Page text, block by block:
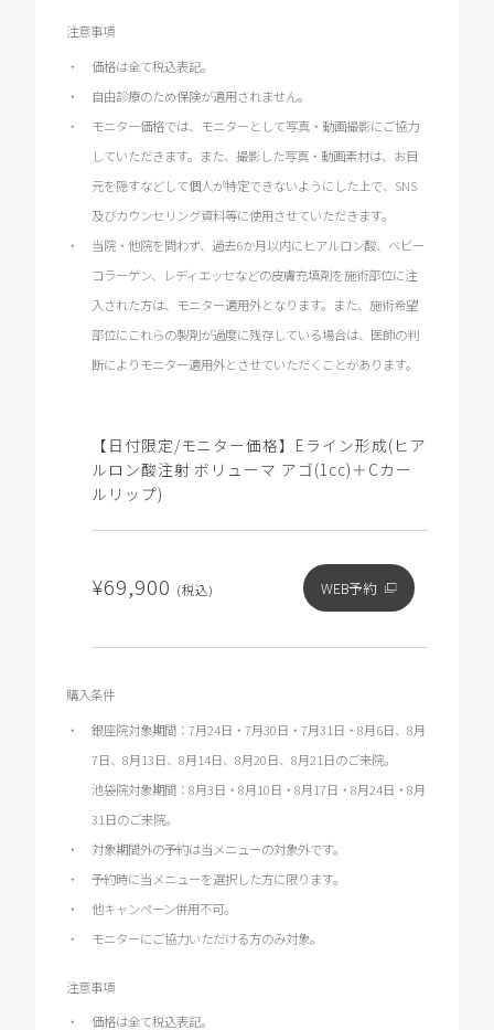
注意事項
価格は全て税込表記。
自由診療のため保険が適用されません。
モニター価格では、モニターとして写真・動画撮影にご協力
していただきます。また、撮影した写真・動画素材は、お目
元を隠すなどして個人が特定できないようにした上で、SNS
及びカウンセリング資料等に使用させていただきます。
当院・他院を問わず、過去6か月以内にヒアルロン酸、ベビー
コラーゲン、レディエッセなどの皮膚充填剤を施術部位に注
入された方は、モニター適用外となります。また、施術希望
部位にこれらの製剤が過度に残存している場合は、医師の判
断によりモニター適用外とさせていただくことがあります。
【日付限定/モニター価格】Eライン形成(ヒア
ルロン酸注射 ボリューマ アゴ(1cc)＋Cカー
ルリップ)
¥69,900 (税込) WEB予約
購入条件
銀座院対象期間：7月24日・7月30日・7月31日・8月6日、8月
7日、8月13日、8月14日、8月20日、8月21日のご来院。
池袋院対象期間：8月3日・8月10日・8月17日・8月24日・8月
31日のご来院。
対象期間外の予約は当メニューの対象外です。
予約時に当メニューを選択した方に限ります。
他キャンペーン併用不可。
モニターにご協力いただける方のみ対象。
注意事項
価格は全て税込表記。